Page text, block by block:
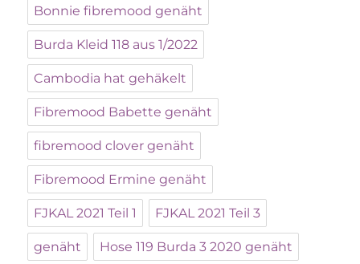
Bonnie fibremood genäht
Burda Kleid 118 aus 1/2022
Cambodia hat gehäkelt
Fibremood Babette genäht
fibremood clover genäht
Fibremood Ermine genäht
FJKAL 2021 Teil 1 FJKAL 2021 Teil 3
genäht Hose 119 Burda 3 2020 genäht